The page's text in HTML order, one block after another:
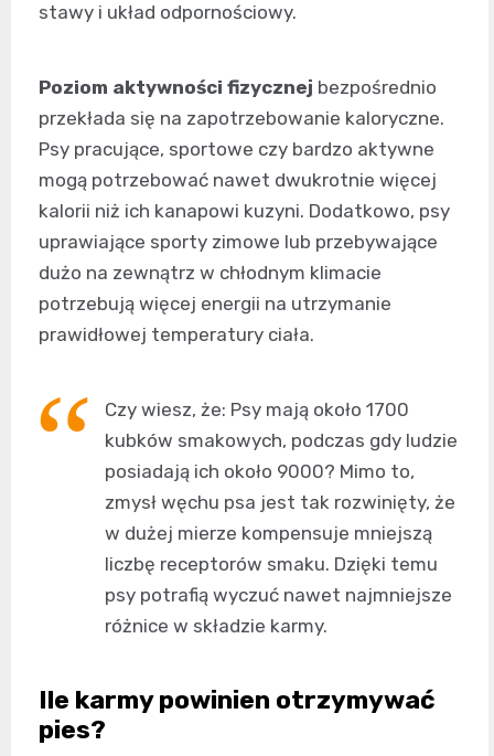
stawy i układ odpornościowy.
Poziom aktywności fizycznej bezpośrednio
przekłada się na zapotrzebowanie kaloryczne.
Psy pracujące, sportowe czy bardzo aktywne
mogą potrzebować nawet dwukrotnie więcej
kalorii niż ich kanapowi kuzyni. Dodatkowo, psy
uprawiające sporty zimowe lub przebywające
dużo na zewnątrz w chłodnym klimacie
potrzebują więcej energii na utrzymanie
prawidłowej temperatury ciała.
Czy wiesz, że: Psy mają około 1700
kubków smakowych, podczas gdy ludzie
posiadają ich około 9000? Mimo to,
zmysł węchu psa jest tak rozwinięty, że
w dużej mierze kompensuje mniejszą
liczbę receptorów smaku. Dzięki temu
psy potrafią wyczuć nawet najmniejsze
różnice w składzie karmy.
Ile karmy powinien otrzymywać
pies?